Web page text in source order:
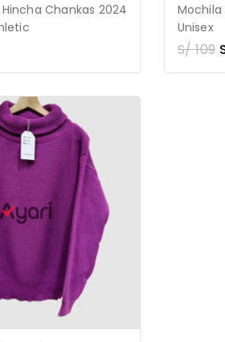
Chankas 2024
Unisex
S/109